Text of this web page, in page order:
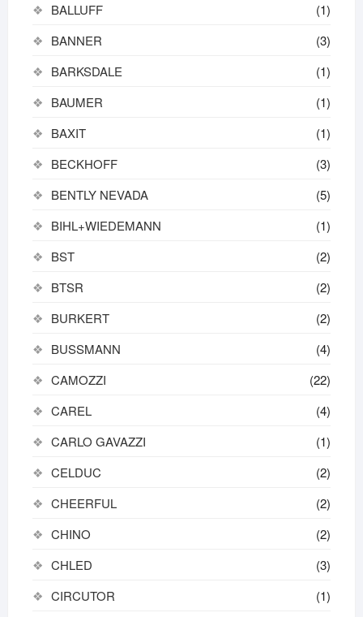
BALLUFF
(1)
BANNER
(3)
BARKSDALE
(1)
BAUMER
(1)
BAXIT
(1)
BECKHOFF
(3)
BENTLY NEVADA
(5)
BIHL+WIEDEMANN
(1)
BST
(2)
BTSR
(2)
BURKERT
(2)
BUSSMANN
(4)
CAMOZZI
(22)
CAREL
(4)
CARLO GAVAZZI
(1)
CELDUC
(2)
CHEERFUL
(2)
CHINO
(2)
CHLED
(3)
CIRCUTOR
(1)